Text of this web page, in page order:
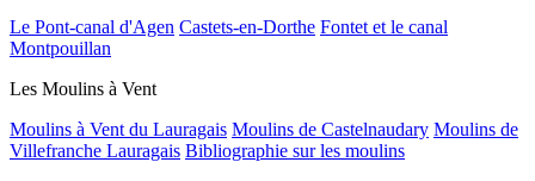
Le Pont-canal d'Agen Castets-en-Dorthe Fontet et le canal
Montpouillan
Les Moulins à Vent
Moulins à Vent du Lauragais Moulins de Castelnaudary Moulins de
Villefranche Lauragais Bibliographie sur les moulins